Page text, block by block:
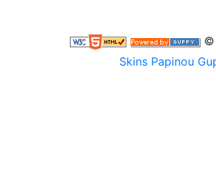
©
Skins Papinou